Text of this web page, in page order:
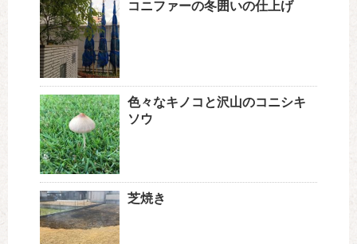
コニファーの冬囲いの仕上げ
色々なキノコと沢山のコニシキ
ソウ
芝焼き